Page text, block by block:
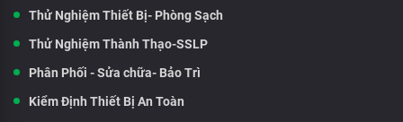
Thử Nghiệm Thiết Bị- Phòng Sạch
Thử Nghiệm Thành Thạo-SSLP
Phân Phối - Sửa chữa- Bảo Trì
Kiểm Định Thiết Bị An Toàn